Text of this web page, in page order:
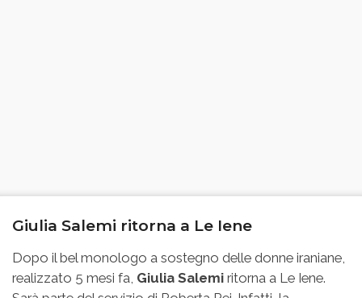
Giulia Salemi ritorna a Le Iene
Dopo il bel monologo a sostegno delle donne iraniane,
realizzato 5 mesi fa, Giulia Salemi ritorna a Le Iene.